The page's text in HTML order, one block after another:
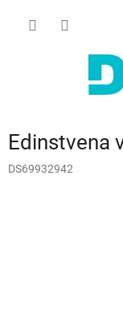
Edinstvena
DS69932942